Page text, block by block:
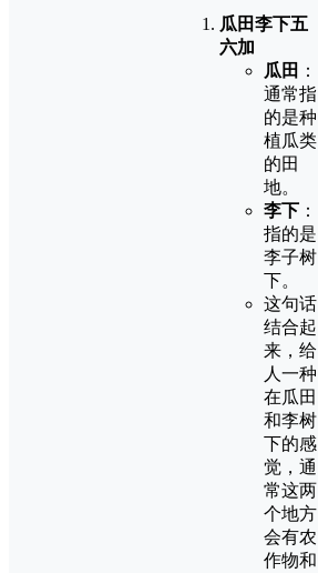
瓜田李下五
六加
瓜田 ：
通常指
的是种
植瓜类
的田
地。
李下 ：
指的是
李子树
下。
这句话
结合起
来，给
人一种
在瓜田
和李树
下的感
觉，通
常这两
个地方
会有农
作物和